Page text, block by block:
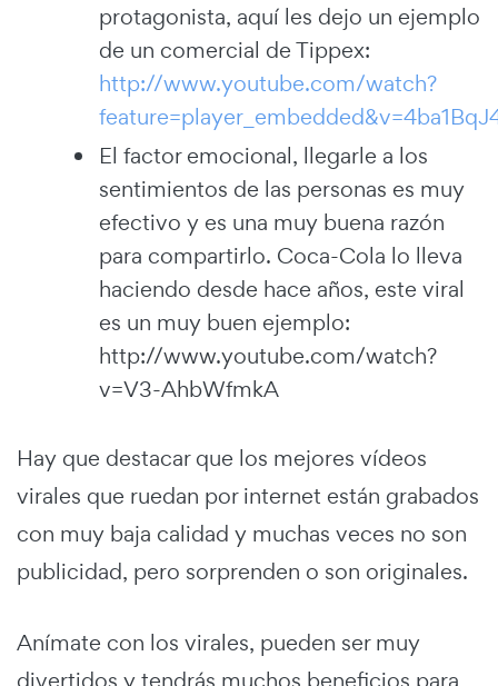
protagonista, aquí les dejo un ejemplo
de un comercial de Tippex:
http://www.youtube.com/watch?
El factor emocional, llegarle a los
sentimientos de las personas es muy
efectivo y es una muy buena razón
para compartirlo. Coca-Cola lo lleva
haciendo desde hace años, este viral
es un muy buen ejemplo:
http://www.youtube.com/watch?
v=V3-AhbWfmkA
Hay que destacar que los mejores vídeos
virales que ruedan por internet están grabados
con muy baja calidad y muchas veces no son
publicidad, pero sorprenden o son originales.
Anímate con los virales, pueden ser muy